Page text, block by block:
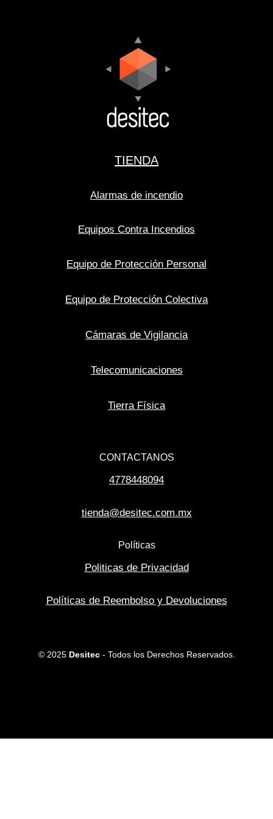
TIENDA
Alarmas de incendio
Equipos Contra Incendios
Equipo de Protección Personal
Equipo de Protección Colectiva
Cámaras de Vigilancia
Telecomunicaciones
Tierra Física
CONTACTANOS
4778448094
tienda@desitec.com.mx
Políticas
Politicas de Privacidad
Políticas de Reembolso y Devoluciones
© 2025 Desitec- Todos los Derechos Reservados.